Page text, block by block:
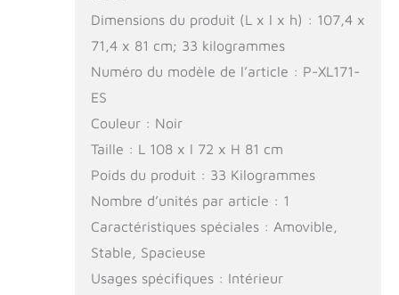
Dimensions du produit (L x l x h) : 107,4 x
71,4 x 81 cm; 33 kilogrammes
Numéro du modèle de l’article : P-XL171-
ES
Couleur : Noir
Taille : L 108 x l 72 x H 81 cm
Poids du produit : 33 Kilogrammes
Nombre d’unités par article : 1
Caractéristiques spéciales : Amovible,
Stable, Spacieuse
Usages spécifiques : Intérieur